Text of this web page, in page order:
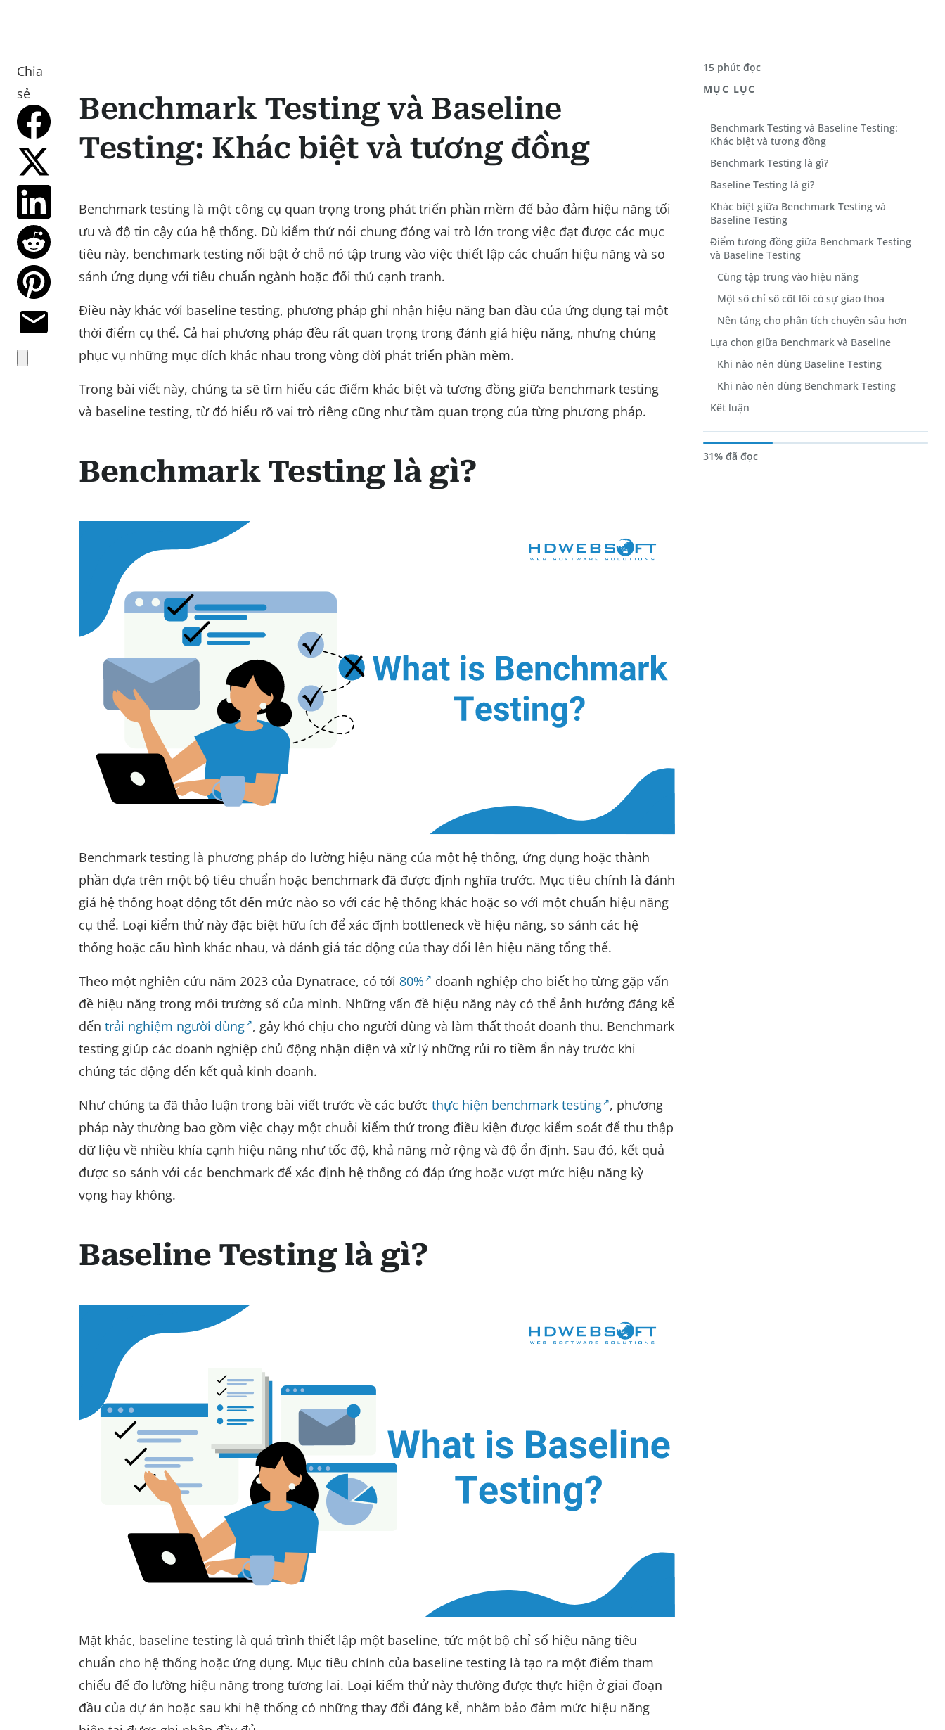
Chia
sẻ
Benchmark Testing và Baseline
Testing: Khác biệt và tương đồng
Benchmark testing là một công cụ quan trọng trong phát triển phần mềm để bảo đảm hiệu năng tối
ưu và độ tin cậy của hệ thống. Dù kiểm thử nói chung đóng vai trò lớn trong việc đạt được các mục
tiêu này, benchmark testing nổi bật ở chỗ nó tập trung vào việc thiết lập các chuẩn hiệu năng và so
sánh ứng dụng với tiêu chuẩn ngành hoặc đối thủ cạnh tranh.
Điều này khác với baseline testing, phương pháp ghi nhận hiệu năng ban đầu của ứng dụng tại một
thời điểm cụ thể. Cả hai phương pháp đều rất quan trọng trong đánh giá hiệu năng, nhưng chúng
phục vụ những mục đích khác nhau trong vòng đời phát triển phần mềm.
Trong bài viết này, chúng ta sẽ tìm hiểu các điểm khác biệt và tương đồng giữa benchmark testing
và baseline testing, từ đó hiểu rõ vai trò riêng cũng như tầm quan trọng của từng phương pháp.
Benchmark Testing là gì?
Benchmark testing là phương pháp đo lường hiệu năng của một hệ thống, ứng dụng hoặc thành
phần dựa trên một bộ tiêu chuẩn hoặc benchmark đã được định nghĩa trước. Mục tiêu chính là đánh
giá hệ thống hoạt động tốt đến mức nào so với các hệ thống khác hoặc so với một chuẩn hiệu năng
cụ thể. Loại kiểm thử này đặc biệt hữu ích để xác định bottleneck về hiệu năng, so sánh các hệ
thống hoặc cấu hình khác nhau, và đánh giá tác động của thay đổi lên hiệu năng tổng thể.
Theo một nghiên cứu năm 2023 của Dynatrace, có tới 80%
doanh nghiệp cho biết họ từng gặp vấn
đề hiệu năng trong môi trường số của mình. Những vấn đề hiệu năng này có thể ảnh hưởng đáng kể
đến trải nghiệm người dùng , gây khó chịu cho người dùng và làm thất thoát doanh thu. Benchmark
testing giúp các doanh nghiệp chủ động nhận diện và xử lý những rủi ro tiềm ẩn này trước khi
chúng tác động đến kết quả kinh doanh.
Như chúng ta đã thảo luận trong bài viết trước về các bước thực hiện benchmark testing , phương
pháp này thường bao gồm việc chạy một chuỗi kiểm thử trong điều kiện được kiểm soát để thu thập
dữ liệu về nhiều khía cạnh hiệu năng như tốc độ, khả năng mở rộng và độ ổn định. Sau đó, kết quả
được so sánh với các benchmark để xác định hệ thống có đáp ứng hoặc vượt mức hiệu năng kỳ
vọng hay không.
Baseline Testing là gì?
Mặt khác, baseline testing là quá trình thiết lập một baseline, tức một bộ chỉ số hiệu năng tiêu
chuẩn cho hệ thống hoặc ứng dụng. Mục tiêu chính của baseline testing là tạo ra một điểm tham
chiếu để đo lường hiệu năng trong tương lai. Loại kiểm thử này thường được thực hiện ở giai đoạn
đầu của dự án hoặc sau khi hệ thống có những thay đổi đáng kể, nhằm bảo đảm mức hiệu năng
15 phút đọc
MỤC LỤC
Benchmark Testing và Baseline Testing:
Khác biệt và tương đồng
Benchmark Testing là gì?
Baseline Testing là gì?
Khác biệt giữa Benchmark Testing và
Baseline Testing
Điểm tương đồng giữa Benchmark Testing
và Baseline Testing
Cùng tập trung vào hiệu năng
Một số chỉ số cốt lõi có sự giao thoa
Nền tảng cho phân tích chuyên sâu hơn
Lựa chọn giữa Benchmark và Baseline
Khi nào nên dùng Baseline Testing
Khi nào nên dùng Benchmark Testing
Kết luận
31% đã đọc